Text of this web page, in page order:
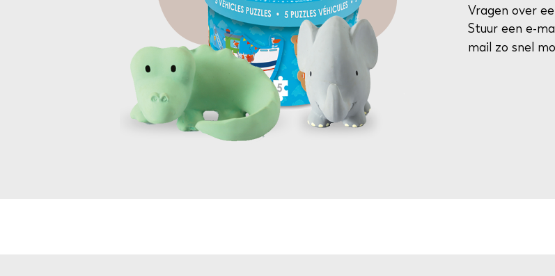
Vragen over
Stuur een e-
mail zo snel